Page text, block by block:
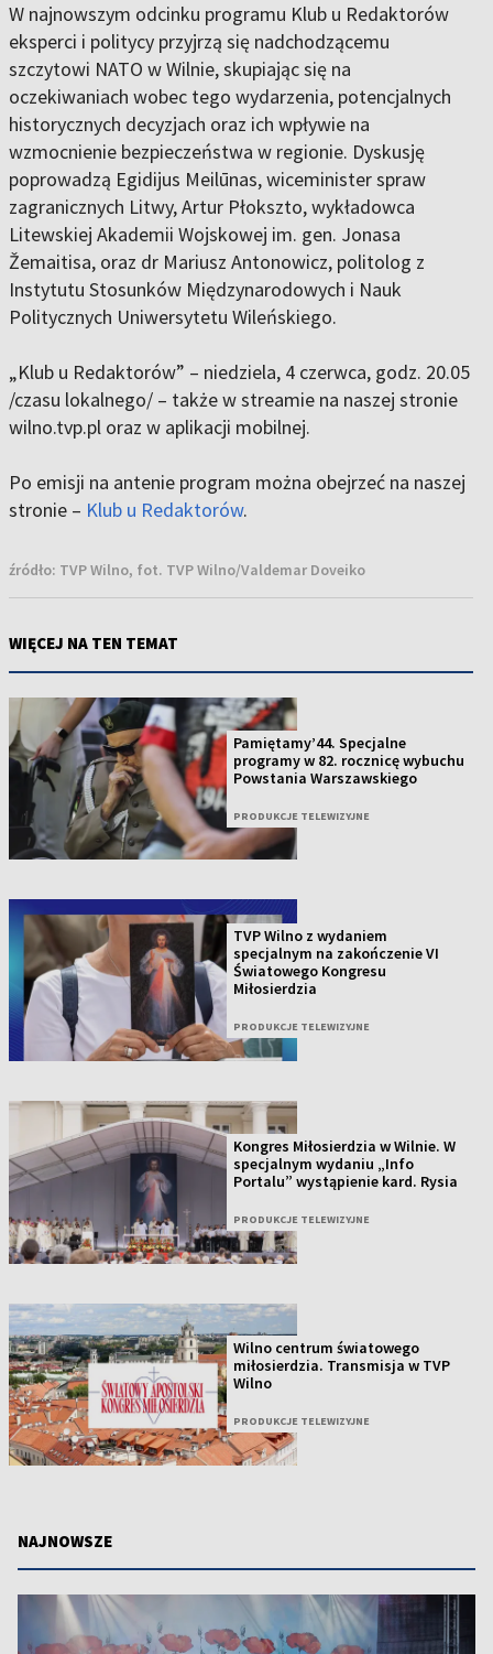
W najnowszym odcinku programu Klub u Redaktorów
eksperci i politycy przyjrzą się nadchodzącemu
szczytowi NATO w Wilnie, skupiając się na
oczekiwaniach wobec tego wydarzenia, potencjalnych
historycznych decyzjach oraz ich wpływie na
wzmocnienie bezpieczeństwa w regionie. Dyskusję
poprowadzą Egidijus Meilūnas, wiceminister spraw
zagranicznych Litwy, Artur Płokszto, wykładowca
Litewskiej Akademii Wojskowej im. gen. Jonasa
Žemaitisa, oraz dr Mariusz Antonowicz, politolog z
Instytutu Stosunków Międzynarodowych i Nauk
Politycznych Uniwersytetu Wileńskiego.
„Klub u Redaktorów” – niedziela, 4 czerwca, godz. 20.05
/czasu lokalnego/ – także w streamie na naszej stronie
wilno.tvp.pl oraz w aplikacji mobilnej.
Po emisji na antenie program można obejrzeć na naszej
stronie – Klub u Redaktorów.
źródło: TVP Wilno, fot. TVP Wilno/Valdemar Doveiko
WIĘCEJ NA TEN TEMAT
Pamiętamy’44. Specjalne
programy w 82. rocznicę wybuchu
Powstania Warszawskiego
PRODUKCJE TELEWIZYJNE
TVP Wilno z wydaniem
specjalnym na zakończenie VI
Światowego Kongresu
Miłosierdzia
PRODUKCJE TELEWIZYJNE
Kongres Miłosierdzia w Wilnie. W
specjalnym wydaniu „Info
Portalu” wystąpienie kard. Rysia
PRODUKCJE TELEWIZYJNE
Wilno centrum światowego
miłosierdzia. Transmisja w TVP
Wilno
PRODUKCJE TELEWIZYJNE
NAJNOWSZE